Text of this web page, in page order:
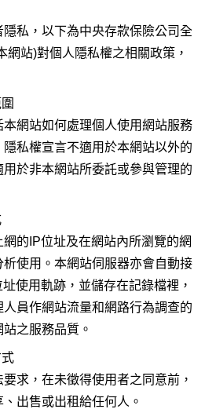
私，以下為中央存款保險公司全
網站)對個人隱私權之相關政策，
網站如何處理個人使用網站服務
私權宣言不適用於本網站以外的
於非本網站所委託或參與管理的
的IP位址及在網站內所瀏覽的網
使用。本網站伺服器亦會自動接
使用軌跡，並儲存在記錄檔裡，
員作網站流量和網路行為調查的
之服務品質。
求，在未徵得使用者之同意前，
出售或出租給任何人。